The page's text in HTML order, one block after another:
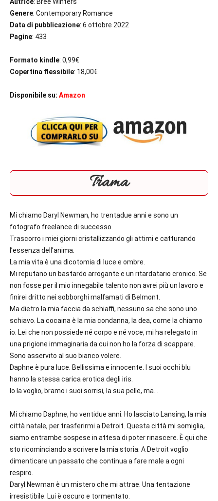
Genere: Contemporary Romance
Data di pubblicazione: 6 ottobre 2022
Pagine: 433
Formato kindle: 0,99€
Copertina flessibile: 18,00€
Disponibile su: Amazon
Trama
Mi chiamo Daryl Newman, ho trentadue anni e sono un
fotografo freelance di successo.
Trascorro i miei giorni cristallizzando gli attimi e catturando
l’essenza dell’anima.
La mia vita è una dicotomia di luce e ombre.
Mi reputano un bastardo arrogante e un ritardatario cronico. Se
non fosse per il mio innegabile talento non avrei più un lavoro e
finirei dritto nei sobborghi malfamati di Belmont.
Ma dietro la mia faccia da schiaffi, nessuno sa che sono uno
schiavo. La cocaina è la mia condanna, la dea, come la chiamo
io. Lei che non possiede né corpo e né voce, mi ha relegato in
una prigione immaginaria da cui non ho la forza di scappare.
Sono asservito al suo bianco volere.
Daphne è pura luce. Bellissima e innocente. I suoi occhi blu
hanno la stessa carica erotica degli iris.
Io la voglio, bramo i suoi sorrisi, la sua pelle, ma…
Mi chiamo Daphne, ho ventidue anni. Ho lasciato Lansing, la mia
città natale, per trasferirmi a Detroit. Questa città mi somiglia,
siamo entrambe sospese in attesa di poter rinascere. È qui che
sto ricominciando a scrivere la mia storia. A Detroit voglio
dimenticare un passato che continua a fare male a ogni
respiro.
Daryl Newman è un mistero che mi attrae. Una tentazione
irresistibile. Lui è oscuro e tormentato.